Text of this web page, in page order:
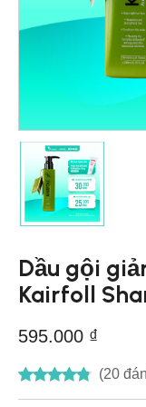
Dầu gội
Kairfoll
595.000 ₫
(20